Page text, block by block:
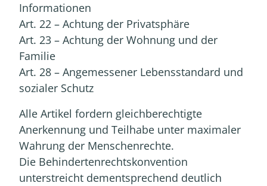
Informationen
Art. 22 – Achtung der Privatsphäre
Art. 23 – Achtung der Wohnung und der
Familie
Art. 28 – Angemessener Lebensstandard und
sozialer Schutz
Alle Artikel fordern gleichberechtigte
Anerkennung und Teilhabe unter maximaler
Wahrung der Menschenrechte.
Die Behindertenrechtskonvention
unterstreicht dementsprechend deutlich